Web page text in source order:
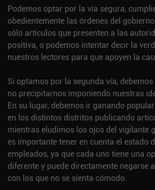
Podemos optar por la vía segura,
obedientemente las órdenes del
sólo artículos que presenten a las
positiva, o podemos intentar decir la
nuestros lectores para que apoyen la
Si optamos por la segunda vía,
no precipitarnos imponiendo nuestras
En su lugar, debemos ir ganando
en los distintos distritos publicando
mientras eludimos los ojos del vigilante
es importante tener en cuenta el estado
empleados, ya que cada uno tiene una
diferente y puede directamente negarse
con los que no se sienta cómodo.